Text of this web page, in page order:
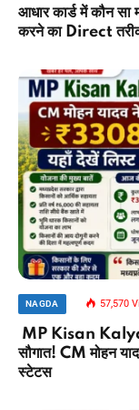
आधार कार्ड में कौन
करने का Direct
NAGDA 57,570
MP Kisan
सौगात! CM मोहन
स्टेटस